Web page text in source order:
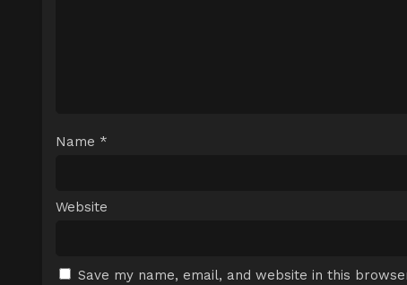
Name *
Website
Save my name, email, and website in this